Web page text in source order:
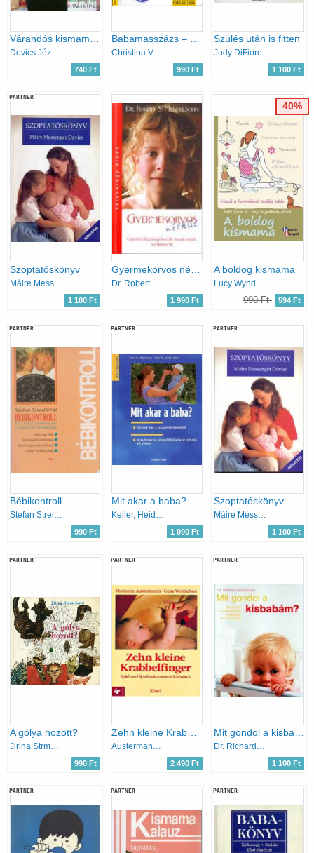
Devics Józsefné
740 Ft
Christina Voormann, Dr. Govin Dandekar
990 Ft
Szülés után is fitten
Judy DiFiore
1 100 Ft
PARTNER
Szoptatóskönyv
Máire Messenger Davies
1 100 Ft
Gyermekorvos nélkül
Dr. Robert S. Mendelsohn
1 990 Ft
A boldog kismama
Lucy Wyndham-Read; Kate Cook
990 Ft 594 Ft
40%
PARTNER
Bébikontroll
Stefan Streitferdt
990 Ft
PARTNER
Mit akar a baba?
Keller, Heidi-Lohaus, Arnold
1 090 Ft
PARTNER
Szoptatóskönyv
Máire Messenger Davies
1 100 Ft
PARTNER
A gólya hozott?
990 Ft
PARTNER
2 490 Ft
PARTNER
1 100 Ft
PARTNER PARTNER PARTNER